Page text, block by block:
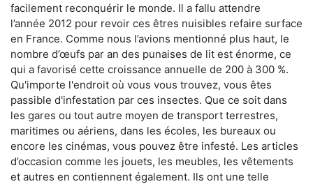
facilement reconquérir le monde. Il a fallu attendre
l’année 2012 pour revoir ces êtres nuisibles refaire surface
en France. Comme nous l’avions mentionné plus haut, le
nombre d’œufs par an des punaises de lit est énorme, ce
qui a favorisé cette croissance annuelle de 200 à 300 %.
Qu'importe l'endroit où vous vous trouvez, vous êtes
passible d'infestation par ces insectes. Que ce soit dans
les gares ou tout autre moyen de transport terrestres,
maritimes ou aériens, dans les écoles, les bureaux ou
encore les cinémas, vous pouvez être infesté. Les articles
d’occasion comme les jouets, les meubles, les vêtements
et autres en contiennent également. Ils ont une telle